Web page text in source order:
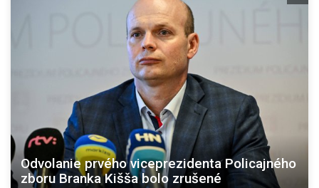
Odvolanie prvého viceprezidenta Policajného
zboru Branka Kišša bolo zrušené